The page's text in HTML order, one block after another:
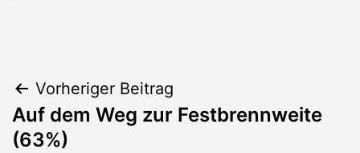
Beitragsnavigation
Vorheriger Beitrag
Auf dem Weg zur Festbrennweite
(63%)